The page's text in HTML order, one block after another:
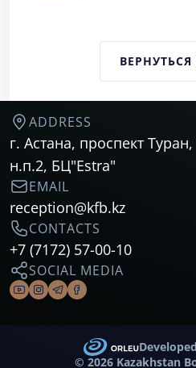
ADDRESS
г. Астана, проспект
н.п.2, БЦ"Estra"
EMAIL
reception@kfb.kz
CONTACTS
+7 (7172) 57-00-10
SOCIAL MEDIA
© 2026 Kazakhstan